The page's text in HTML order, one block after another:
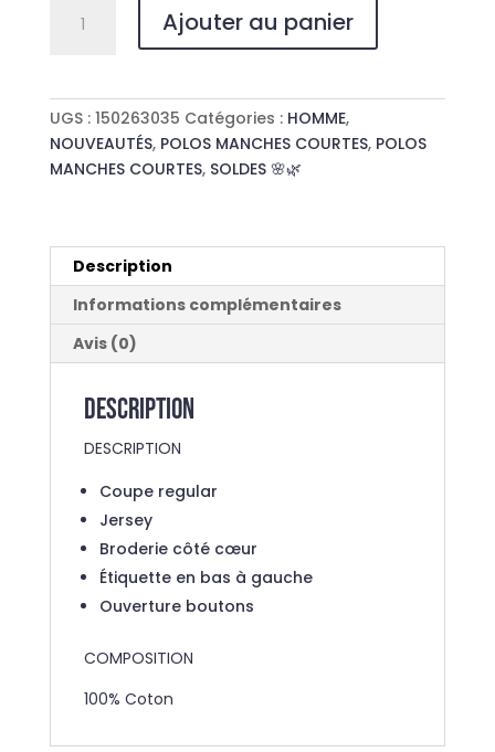
MODERN
Ajouter au panier
UGS : 150263035 Catégories : HOMME,
NOUVEAUTÉS, POLOS MANCHES COURTES, POLOS
MANCHES COURTES, SOLDES 🌸🌿
Description
Informations complémentaires
Avis (0)
Description
DESCRIPTION
Coupe regular
Jersey
Broderie côté cœur
Étiquette en bas à gauche
Ouverture boutons
COMPOSITION
100% Coton